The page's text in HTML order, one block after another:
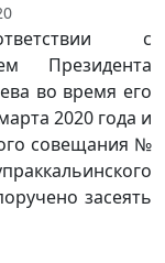
с
Президента
во время его
2020 года и
совещания №
засеять